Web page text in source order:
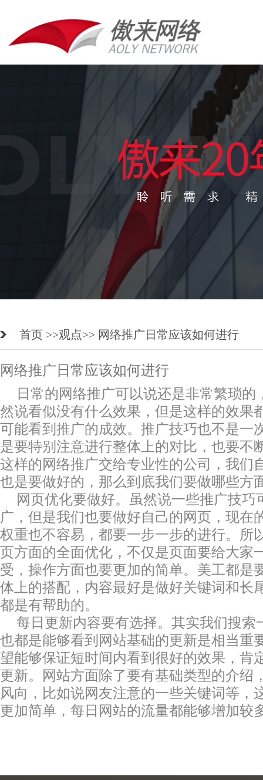
首页 >>观点>> 网络推广日常应该如何进行
网络推广日常应该如何进行
日常的网络推广可以说还是非常繁琐
然说看似没有什么效果，但是这样的效果
可能看到推广的成效。 推广技巧也不是一
是要特别注意进行整体上的对比，也要不
这样的网络推广交给专业性的公司，我们
也是要做好的，那么到底我们要做哪些方
网页优化要做好。虽然说一些推广技
广，但是我们也要做好自己的网页，现在
权重也不容易，都要一步一步的进行。所
页方面的全面优化，不仅是页面要给大家
受，操作方面也要更加的简单。美工都是
体上的搭配，内容最好是做好关键词和长
都是有帮助的。
每日更新内容要有选择。其实我们搜索
也都是能够看到网站基础的更新是相当重
望能够保证短时间内看到很好的效果，肯
更新。网站方面除了要有基础类型的介绍
风向，比如说网友注意的一些关键词等，
更加简单，每日网站的流量都能够增加较